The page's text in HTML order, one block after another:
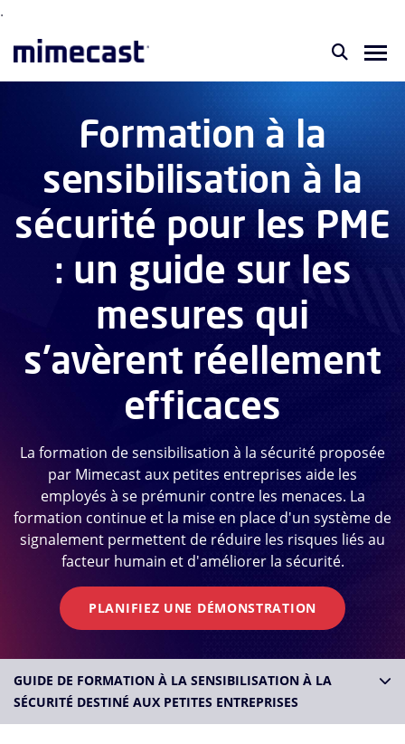
.
Formation à la
sensibilisation à la
sécurité pour les PME
: un guide sur les
mesures qui
s'avèrent réellement
efficaces
La formation de sensibilisation à la sécurité proposée
par Mimecast aux petites entreprises aide les
employés à se prémunir contre les menaces. La
formation continue et la mise en place d'un système de
signalement permettent de réduire les risques liés au
facteur humain et d'améliorer la sécurité.
PLANIFIEZ UNE DÉMONSTRATION
GUIDE DE FORMATION À LA SENSIBILISATION À LA
SÉCURITÉ DESTINÉ AUX PETITES ENTREPRISES